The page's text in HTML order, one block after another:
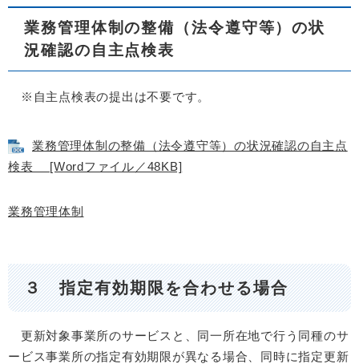
業務管理体制の整備（法令遵守等）の状
況確認の自主点検表
※自主点検表の提出は不要です。
業務管理体制の整備（法令遵守等）の状況確認の自主点
検表 [Wordファイル／48KB]
業務管理体制
３ 指定有効期限を合わせる場合
更新対象事業所のサービスと、同一所在地で行う同種のサ
ービス事業所の指定有効期限が異なる場合、同時に指定更新